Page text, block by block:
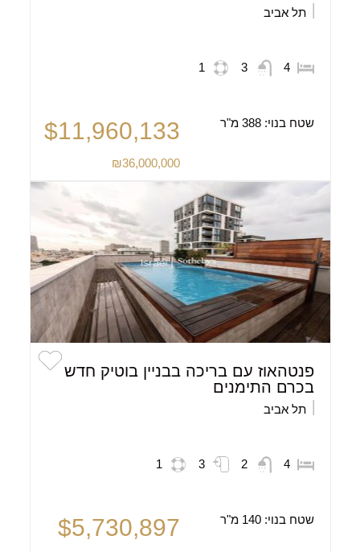
תל אביב
4
3
1
שטח בנוי:388 מ"ר $11,960,133
₪36,000,000
פנטהאוז עם בריכה בבניין בוטיק חדש
בכרם התימנים
תל אביב
4
2
3
1
שטח בנוי:140 מ"ר $5,730,897